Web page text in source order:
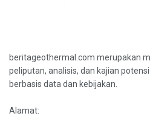
beritageothermal.com merupakan
peliputan, analisis, dan kajian
berbasis data dan kebijakan.
Alamat: